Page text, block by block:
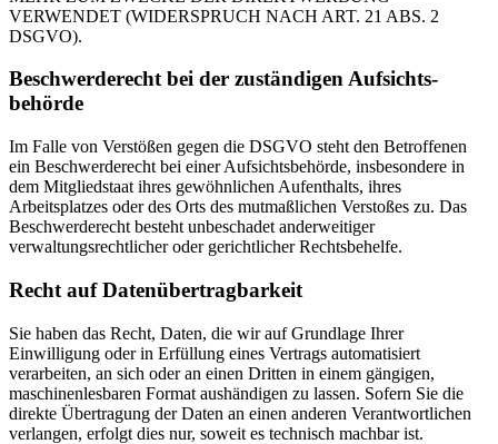
VERWENDET (WIDERSPRUCH NACH ART. 21 ABS. 2
DSGVO).
Beschwerde­recht bei der zuständigen Aufsichts­
behörde
Im Falle von Verstößen gegen die DSGVO steht den Betroffenen
ein Beschwerderecht bei einer Aufsichtsbehörde, insbesondere in
dem Mitgliedstaat ihres gewöhnlichen Aufenthalts, ihres
Arbeitsplatzes oder des Orts des mutmaßlichen Verstoßes zu. Das
Beschwerderecht besteht unbeschadet anderweitiger
verwaltungsrechtlicher oder gerichtlicher Rechtsbehelfe.
Recht auf Daten­übertrag­barkeit
Sie haben das Recht, Daten, die wir auf Grundlage Ihrer
Einwilligung oder in Erfüllung eines Vertrags automatisiert
verarbeiten, an sich oder an einen Dritten in einem gängigen,
maschinenlesbaren Format aushändigen zu lassen. Sofern Sie die
direkte Übertragung der Daten an einen anderen Verantwortlichen
verlangen, erfolgt dies nur, soweit es technisch machbar ist.